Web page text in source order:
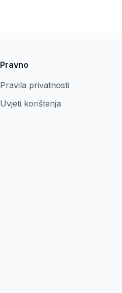
Pravno
Pravila privatnosti
Uvjeti korištenja